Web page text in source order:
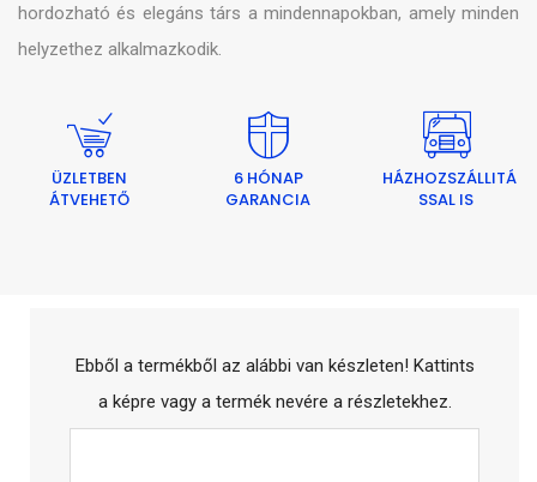
hordozható és elegáns társ a mindennapokban, amely minden
helyzethez alkalmazkodik.
ÜZLETBEN
ÁTVEHETŐ
6 HÓNAP
GARANCIA
HÁZHOZSZÁLLITÁ
SSAL IS
Ebből a termékből az alábbi van készleten! Kattints
a képre vagy a termék nevére a részletekhez.